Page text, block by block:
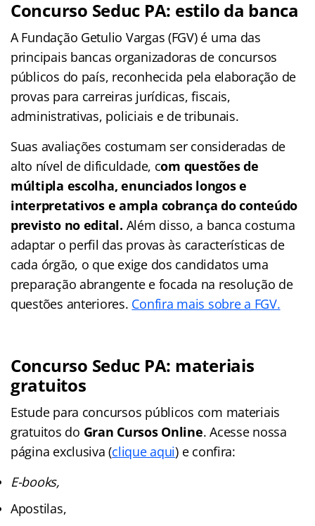
Concurso Seduc PA: estilo da banca
A Fundação Getulio Vargas (FGV) é uma das
principais bancas organizadoras de concursos
públicos do país, reconhecida pela elaboração de
provas para carreiras jurídicas, fiscais,
administrativas, policiais e de tribunais.
Suas avaliações costumam ser consideradas de
alto nível de dificuldade, com questões de
múltipla escolha, enunciados longos e
interpretativos e ampla cobrança do conteúdo
previsto no edital. Além disso, a banca costuma
adaptar o perfil das provas às características de
cada órgão, o que exige dos candidatos uma
preparação abrangente e focada na resolução de
questões anteriores. Confira mais sobre a FGV.
Concurso Seduc PA: materiais
gratuitos
Estude para concursos públicos com materiais
gratuitos do Gran Cursos Online. Acesse nossa
página exclusiva (clique aqui) e confira:
E-books,
Apostilas,